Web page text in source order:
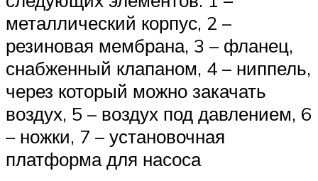
металлический корпус, 2 –
резиновая мембрана, 3 – фланец,
снабженный клапаном, 4 – ниппель,
через который можно закачать
воздух, 5 – воздух под давлением, 6
– ножки, 7 – установочная
платформа для насоса